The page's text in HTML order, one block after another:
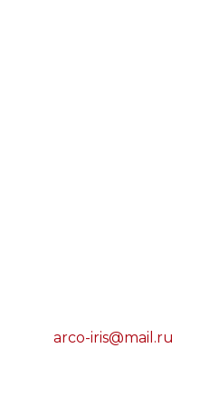
arco-iris@mail.ru